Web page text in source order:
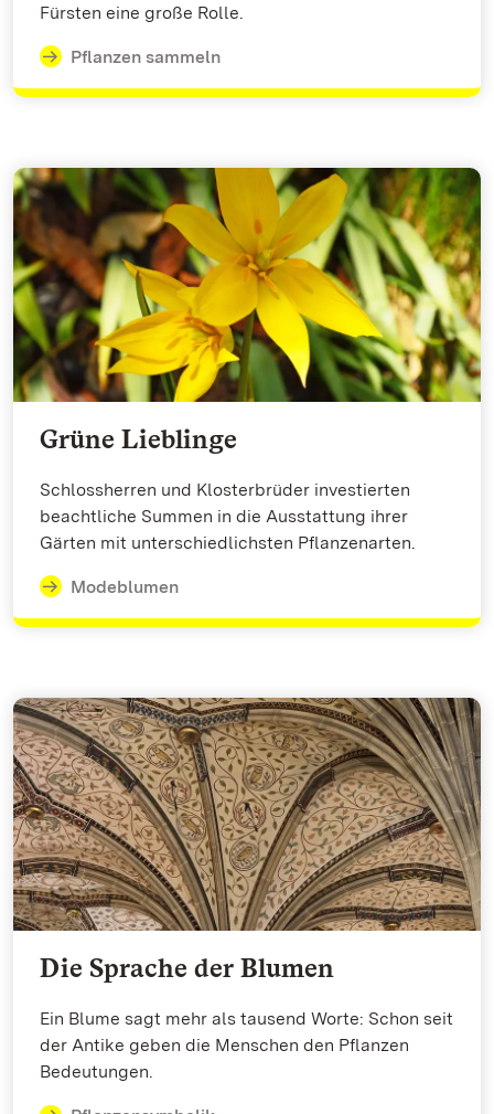
Fürsten eine große Rolle.
Pflanzen sammeln
Grüne Lieblinge
Schlossherren und Klosterbrüder investierten
beachtliche Summen in die Ausstattung ihrer
Gärten mit unterschiedlichsten Pflanzenarten.
Modeblumen
Die Sprache der Blumen
Ein Blume sagt mehr als tausend Worte: Schon seit
der Antike geben die Menschen den Pflanzen
Bedeutungen.